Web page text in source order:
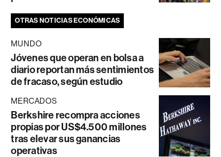
OTRAS NOTICIAS ECONÓMICAS
MUNDO
Jóvenes que operan en bolsa a
diario reportan más sentimientos
de fracaso, según estudio
MERCADOS
Berkshire recompra acciones
propias por US$4.500 millones
tras elevar sus ganancias
operativas